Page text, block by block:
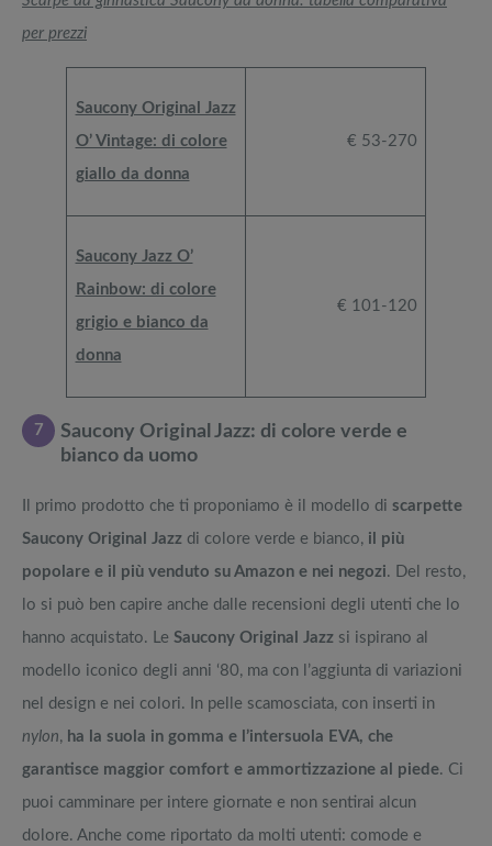
per prezzi
Saucony Original Jazz
O’ Vintage: di colore
giallo da donna
€ 53-270
Saucony Jazz O’
Rainbow: di colore
grigio e bianco da
donna
€ 101-120
7
Saucony Original Jazz: di colore verde e
bianco da uomo
Il primo prodotto che ti proponiamo è il modello di scarpette
Saucony Original Jazz di colore verde e bianco, il più
popolare e il più venduto su Amazon e nei negozi. Del resto,
lo si può ben capire anche dalle recensioni degli utenti che lo
hanno acquistato. Le Saucony Original Jazz si ispirano al
modello iconico degli anni ‘80, ma con l’aggiunta di variazioni
nel design e nei colori. In pelle scamosciata, con inserti in
nylon, ha la suola in gomma e l’intersuola EVA, che
garantisce maggior comfort e ammortizzazione al piede. Ci
puoi camminare per intere giornate e non sentirai alcun
dolore. Anche come riportato da molti utenti: comode e